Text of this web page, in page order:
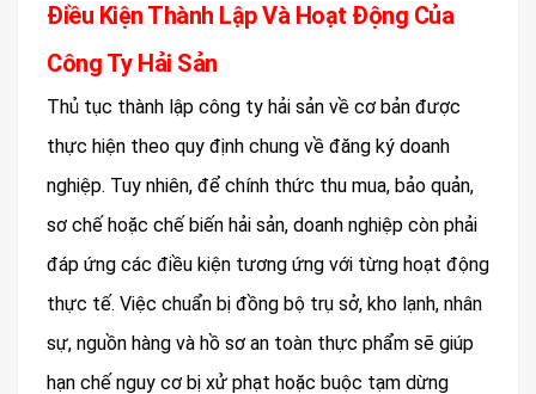
Điều Kiện Thành Lập Và Hoạt Động Của
Công Ty Hải Sản
Thủ tục thành lập công ty hải sản về cơ bản được
thực hiện theo quy định chung về đăng ký doanh
nghiệp. Tuy nhiên, để chính thức thu mua, bảo quản,
sơ chế hoặc chế biến hải sản, doanh nghiệp còn phải
đáp ứng các điều kiện tương ứng với từng hoạt động
thực tế. Việc chuẩn bị đồng bộ trụ sở, kho lạnh, nhân
sự, nguồn hàng và hồ sơ an toàn thực phẩm sẽ giúp
hạn chế nguy cơ bị xử phạt hoặc buộc tạm dừng